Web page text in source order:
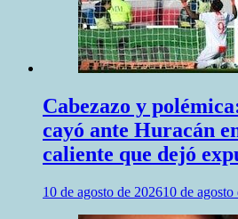
Cabezazo y
cayó ante Huracán
caliente que dejó
10 de agosto de 202610 de agosto